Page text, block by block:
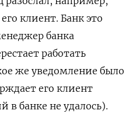
клиент. Банк это
банка
работать
же уведомление было
его клиент
в банке не удалось).